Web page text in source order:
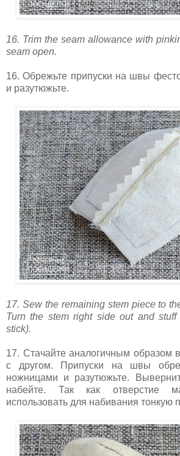
16. Trim the seam allowance with
seam open.
16. Обрежьте припуски на швы
и разутюжьте.
17. Sew the remaining stem piece to
Turn the stem right side out and
stick).
17. Стачайте аналогичным образом
с другом. Припуски на швы
ножницами и разутюжьте.
набейте. Так как отверстие
использовать для набивания тонкую